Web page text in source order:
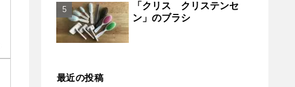
「クリス クリステンセ
ン」のブラシ
最近の投稿